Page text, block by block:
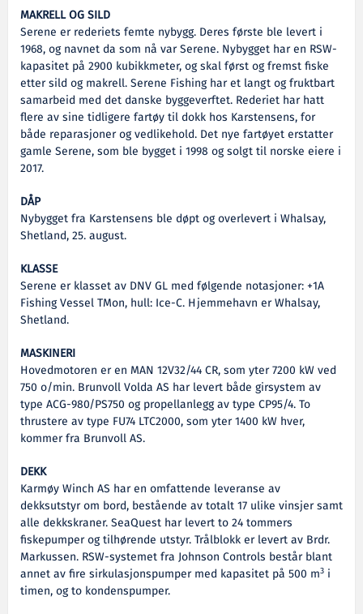
MAKRELL OG SILD
Serene er rederiets femte nybygg. Deres første ble levert i
1968, og navnet da som nå var Serene. Nybygget har en RSW-
kapasitet på 2900 kubikkmeter, og skal først og fremst fiske
etter sild og makrell. Serene Fishing har et langt og fruktbart
samarbeid med det danske byggeverftet. Rederiet har hatt
flere av sine tidligere fartøy til dokk hos Karstensens, for
både reparasjoner og vedlikehold. Det nye fartøyet erstatter
gamle Serene, som ble bygget i 1998 og solgt til norske eiere i
2017.
DÅP
Nybygget fra Karstensens ble døpt og overlevert i Whalsay,
Shetland, 25. august.
KLASSE
Serene er klasset av DNV GL med følgende notasjoner: +1A
Fishing Vessel TMon, hull: Ice-C. Hjemmehavn er Whalsay,
Shetland.
MASKINERI
Hovedmotoren er en MAN 12V32/44 CR, som yter 7200 kW ved
750 o/min. Brunvoll Volda AS har levert både girsystem av
type ACG-980/PS750 og propellanlegg av type CP95/4. To
thrustere av type FU74 LTC2000, som yter 1400 kW hver,
kommer fra Brunvoll AS.
DEKK
Karmøy Winch AS har en omfattende leveranse av
dekksutstyr om bord, bestående av totalt 17 ulike vinsjer samt
alle dekkskraner. SeaQuest har levert to 24 tommers
fiskepumper og tilhørende utstyr. Trålblokk er levert av Brdr.
Markussen. RSW-systemet fra Johnson Controls består blant
annet av fire sirkulasjonspumper med kapasitet på 500 m3 i
timen, og to kondenspumper.